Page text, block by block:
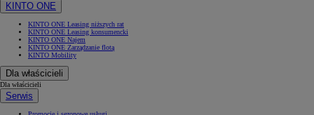
KINTO ONE
KINTO ONE Leasing niższych rat
KINTO ONE Leasing konsumencki
KINTO ONE Najem
KINTO ONE Zarządzanie flotą
KINTO Mobility
Dla właścicieli
Dla właścicieli
Serwis